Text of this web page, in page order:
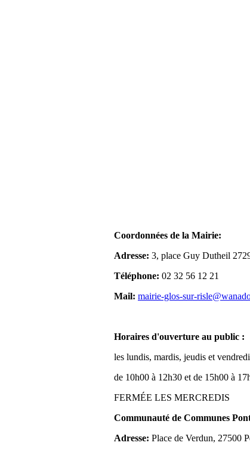
Coordonnées de la Mairie:
Adresse: 3, place Guy Dutheil
Téléphone: 02 32 56 12 21
Mail: mairie-glos-sur-
Horaires d'ouverture au public :
les lundis, mardis, jeudis et
de 10h00 à 12h30 et de 15h00 à
FERMÉE LES MERCREDIS
Communauté de Communes
Adresse: Place de Verdun, 27500